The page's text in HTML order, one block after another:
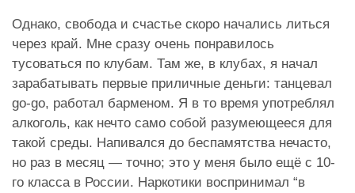
Однако, свобода и счастье скоро начались литься
через край. Мне сразу очень понравилось
тусоваться по клубам. Там же, в клубах, я начал
зарабатывать первые приличные деньги: танцевал
go-go, работал барменом. Я в то время употреблял
алкоголь, как нечто само собой разумеющееся для
такой среды. Напивался до беспамятства нечасто,
но раз в месяц — точно; это у меня было ещё с 10-
го класса в России. Наркотики воспринимал “в